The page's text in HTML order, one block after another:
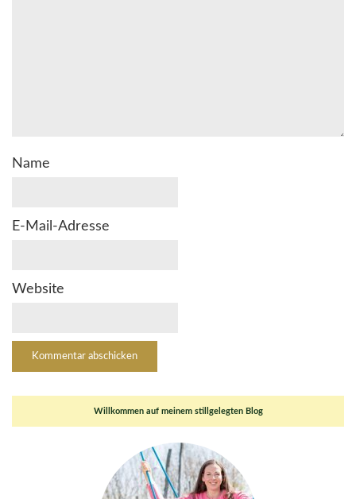
Name
E-Mail-Adresse
Website
Willkommen auf meinem stillgelegten Blog